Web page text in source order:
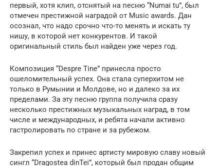
первый, хотя клип, отснятый на песню “Numai tu”, был
отмечен престижной наградой от Music awards. Дан
осознал, что надо срочно что-то менять и искать ту
нишу, в которой нет конкурентов. И такой
оригинальный стиль был найден уже через год.
Композиция “Despre Tine” принесла просто
ошеломительный успех. Она стала суперхитом не
только в Румынии и Молдове, но и далеко за их
пределами. За эту песню группа получила сразу
несколько престижных музыкальных наград, в том
числе и международных, и ребята начали активно
гастролировать по стране и за рубежом.
Закрепил успех и принес артисту мировую славу новый
сингл “Dragostea dinTei”, который был продан общим